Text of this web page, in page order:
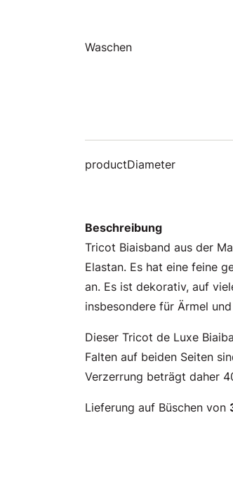
Waschen
productDiameter
Beschreibung
Tricot Biaisband aus der
Elastan. Es hat eine feine
an. Es ist dekorativ, auf
insbesondere für Ärmel
Dieser Tricot de Luxe
Falten auf beiden Seiten
Verzerrung beträgt daher
Lieferung auf Büschen von